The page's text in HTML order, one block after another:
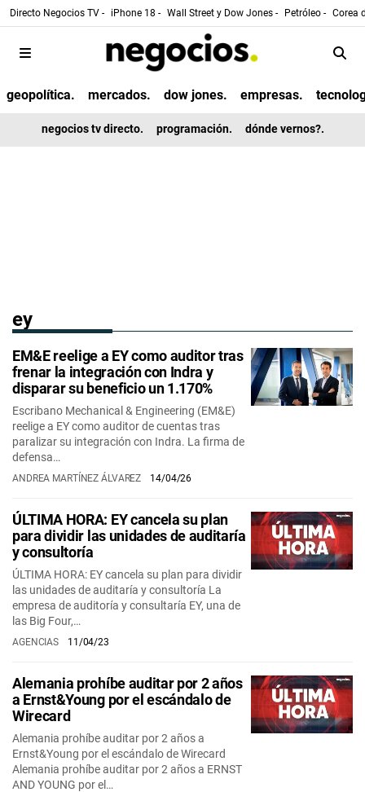
Directo Negocios TV - iPhone 18 - Wall Street y Dow Jones - Petróleo - Corea
geopolítica. mercados. dow jones. empresas.
negocios tv directo. programación. dónde vernos?.
ey
EM&E reelige a EY como auditor tras
frenar la integración con Indra y
disparar su beneficio un 1.170%
Escribano Mechanical & Engineering (EM&E)
reelige a EY como auditor de cuentas tras
paralizar su integración con Indra. La firma de
defensa…
ANDREA MARTÍNEZ ÁLVAREZ 14/04/26
ÚLTIMA HORA: EY cancela su plan
para dividir las unidades de auditaría
y consultoría
ÚLTIMA HORA: EY cancela su plan para dividir
las unidades de auditaría y consultoría La
empresa de auditoría y consultaría EY, una de
las Big Four,…
AGENCIAS 11/04/23
Alemania prohíbe auditar por 2 años
a Ernst&Young por el escándalo de
Wirecard
Alemania prohíbe auditar por 2 años a
Ernst&Young por el escándalo de Wirecard
Alemania prohíbe auditar por 2 años a ERNST
AND YOUNG por el…